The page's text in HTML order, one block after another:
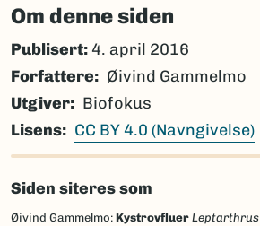
Om denne siden
Publisert: 4. april 2016
Forfattere
Øivind Gammelmo
Utgiver
Biofokus
Lisens
CC BY 4.0 (Navngivelse)
Siden siteres som
Øivind Gammelmo: Kystrovfluer Leptarthrus